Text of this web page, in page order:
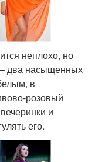
неплохо, но
– два насыщенных
в
розовый
и
его.